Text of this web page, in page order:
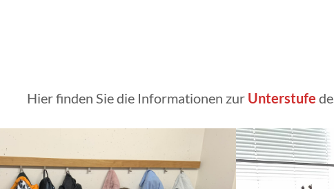
Hier finden Sie die Informationen zur Unterstufe